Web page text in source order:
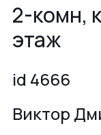
2-комн,
этаж
id 4666
Виктор